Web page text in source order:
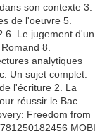
son contexte 3.
de l'oeuvre 5.
6. Le jugement d'un
8.
analytiques
Un sujet complet.
l'écriture 2. La
réussir le Bac.
Freedom from
MOBI